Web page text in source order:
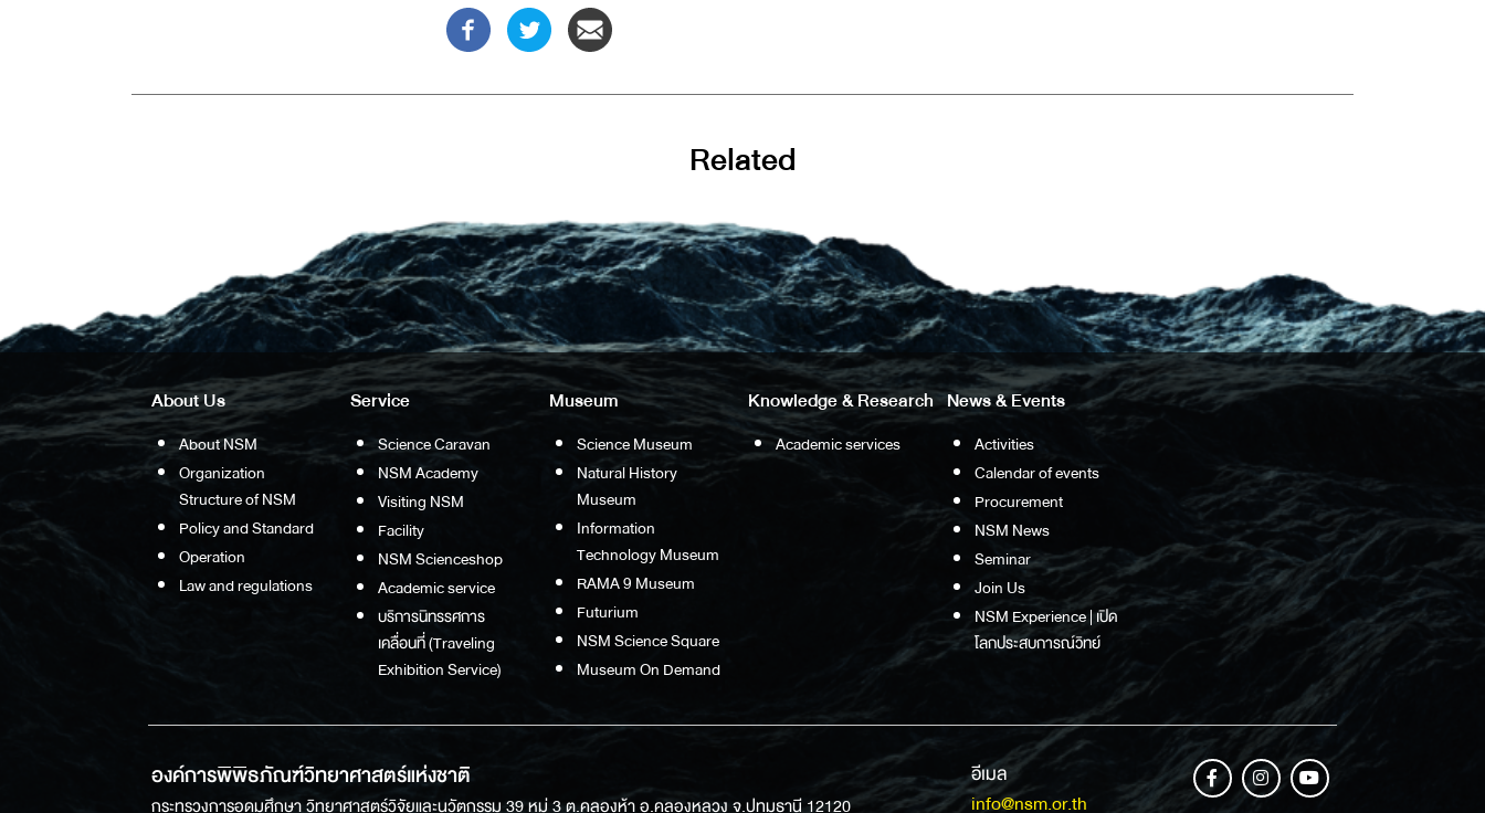
Related
About Us
About NSM
Organization
Structure of NSM
Policy and Standard
Operation
Law and regulations
Service
Science Caravan
NSM Academy
Visiting NSM
Facility
NSM Scienceshop
Academic service
บริการนิทรรศการ
เคลื่อนที่ (Traveling
Exhibition Service)
Museum
Science Museum
Natural History
Museum
Information
Technology Museum
RAMA 9 Museum
Futurium
NSM Science Square
Museum On Demand
Knowledge & Research
Academic services
News & Events
Activities
Calendar of events
Procurement
NSM News
Seminar
Join Us
NSM Experience | เปิด
โลกประสบการณ์วิทย์
องค์การพิพิธภัณฑ์วิทยาศาสตร์แห่งชาติ
กระทรวงการอุดมศึกษา วิทยาศาสตร์วิจัยและนวัตกรรม 39 หมู่ 3 ต.คลองห้า อ.คลองหลวง จ.ปทุมธานี 12120
อีเมล
info@nsm.or.th